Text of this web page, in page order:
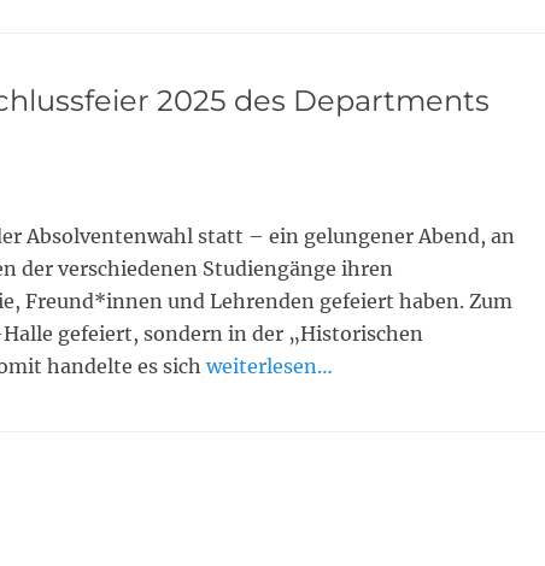
2025 des Departments
Absolventenwahl statt – ein gelungener Abend, an
der verschiedenen Studiengänge ihren
Freund*innen und Lehrenden gefeiert haben. Zum
gefeiert, sondern in der „Historischen
handelte es sich weiterlesen…